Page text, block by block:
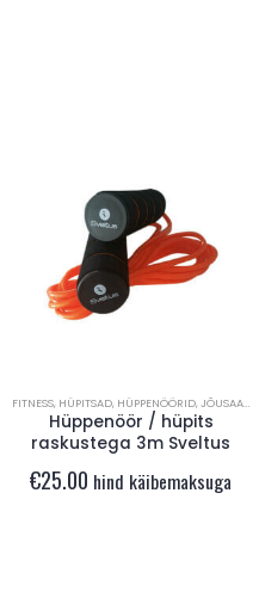
FITNESS, HÜPITSAD, HÜPPENÖÖRID,JÕUSAAL ,
Hüppenöör / hüpits
raskustega 3m Sveltus
€25.00 hind käibemaksuga